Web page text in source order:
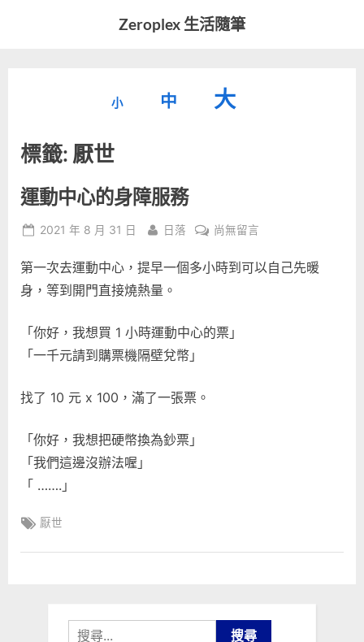
Zeroplex 生活隨筆
發
事
小
小。
中
重
小。
大
標籤: 厭世
運動中心的身障服務
Posted
2021 年 8 月 31 日 By
日落
在
動
身
尚無留言
第一次去運動中心，提早一個多小時到可以自己先暖
身，等到開門直接燒熱量。
「你好，我想買 1 小時運動中心的票」
「一千元請到購票機隔壁兌幣」
找了 10 元 x 100，滿了一張票。
「你好，我想把硬幣換為鈔票」
「我們這邊沒辦法喔」
「 …….」
Tags:
厭世
搜